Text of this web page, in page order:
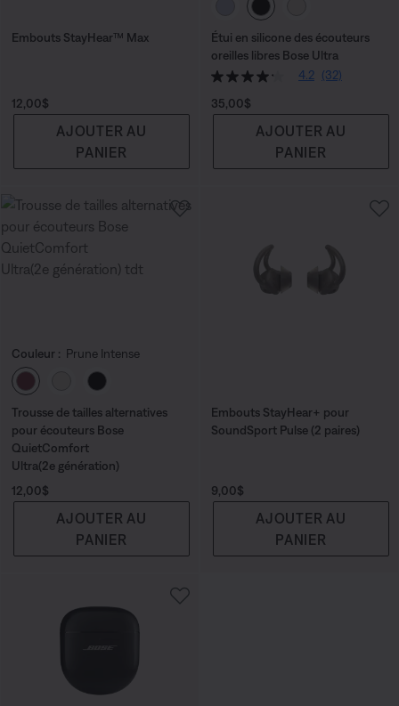
Embouts StayHear™ Max
Prix :
12,00$
AJOUTER AU
PANIER
Étui en silicone des écouteurs
oreilles libres Bose Ultra
4.2 (32)
Prix :
35,00$
AJOUTER AU
PANIER
Couleur : Prune Intense
Choisissez la couleur
Trousse de tailles alternatives
pour écouteurs Bose
QuietComfort
Ultra(2e génération)
Prix :
12,00$
AJOUTER AU
PANIER
Embouts StayHear+ pour
SoundSport Pulse (2 paires)
Prix :
9,00$
AJOUTER AU
PANIER